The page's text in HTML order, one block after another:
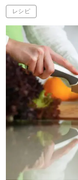
レシピ